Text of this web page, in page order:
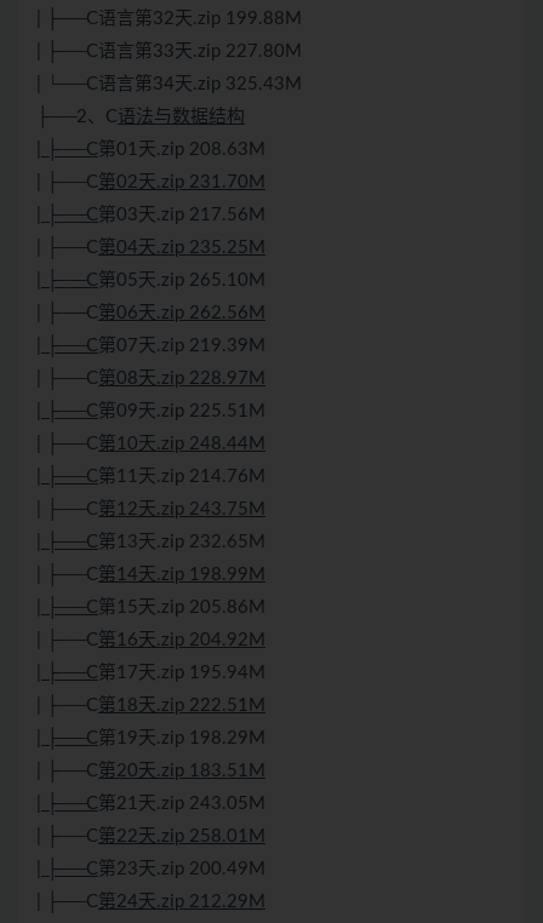
| ├──C语言第32天.zip 199.88M
| ├──C语言第33天.zip 227.80M
| └──C语言第34天.zip 325.43M
├──2、C语法与数据结构
| ├──C第01天.zip 208.63M
| ├──C第02天.zip 231.70M
| ├──C第03天.zip 217.56M
| ├──C第04天.zip 235.25M
| ├──C第05天.zip 265.10M
| ├──C第06天.zip 262.56M
| ├──C第07天.zip 219.39M
| ├──C第08天.zip 228.97M
| ├──C第09天.zip 225.51M
| ├──C第10天.zip 248.44M
| ├──C第11天.zip 214.76M
| ├──C第12天.zip 243.75M
| ├──C第13天.zip 232.65M
| ├──C第14天.zip 198.99M
| ├──C第15天.zip 205.86M
| ├──C第16天.zip 204.92M
| ├──C第17天.zip 195.94M
| ├──C第18天.zip 222.51M
| ├──C第19天.zip 198.29M
| ├──C第20天.zip 183.51M
| ├──C第21天.zip 243.05M
| ├──C第22天.zip 258.01M
| ├──C第23天.zip 200.49M
| ├──C第24天.zip 212.29M